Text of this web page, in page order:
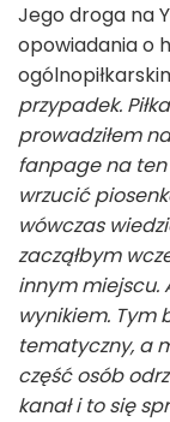
Jego droga na
opowiadania o
przypadek.
prowadziłem
fanpage na ten
wrzucić
wówczas
zacząłbym
innym miejscu.
wynikiem. Tym
tematyczny, a
część osób
kanał i to się